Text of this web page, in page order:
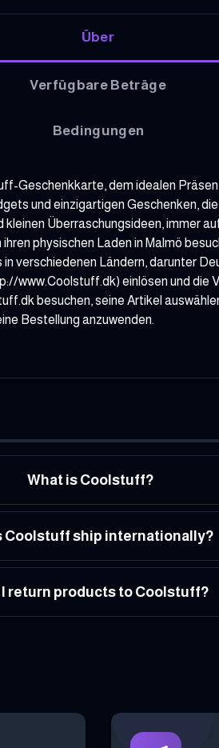
Über
Verfügbare Beträge
Bedingungen
Geschenkkarte, dem idealen
und einzigartigen Geschenken,
Überraschungsideen, immer
physischen Laden in Malmö
Ländern, darunter
einlösen und die
besuchen, seine Artikel
Bestellung anzuwenden.
What is Coolstuff?
Coolstuff ship internationally?
I return products to Coolstuff?